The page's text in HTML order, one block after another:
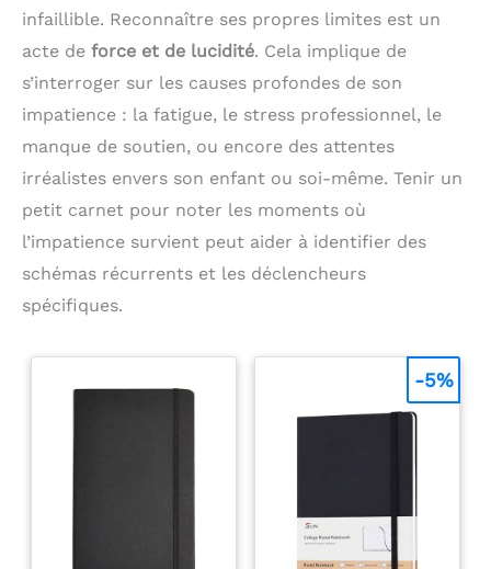
infaillible. Reconnaître ses propres limites est un
acte de force et de lucidité. Cela implique de
s’interroger sur les causes profondes de son
impatience : la fatigue, le stress professionnel, le
manque de soutien, ou encore des attentes
irréalistes envers son enfant ou soi-même. Tenir un
petit carnet pour noter les moments où
l’impatience survient peut aider à identifier des
schémas récurrents et les déclencheurs
spécifiques.
-5%